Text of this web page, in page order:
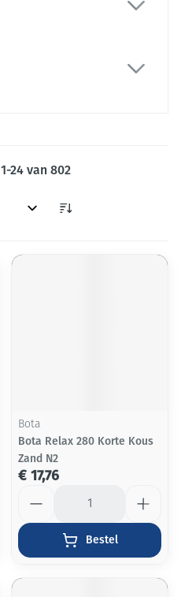
1-24van 802
Bota
Bota Relax 280 Korte Kous
Zand N2
€ 17,76
Bestel